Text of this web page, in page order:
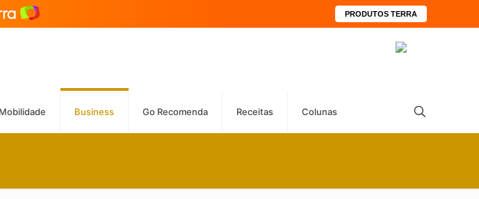
PRODUTOS TERRA
Mobilidade Business Go Recomenda Receitas Colunas